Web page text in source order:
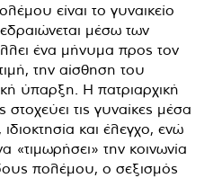
είναι το γυναικείο
μέσω των
ένα μήνυμα προς τον
την αίσθηση του
ύπαρξη. Η πατριαρχική
τις γυναίκες μέσα
και έλεγχο, ενώ
«τιμωρήσει» την κοινωνία
πολέμου, ο σεξισμός